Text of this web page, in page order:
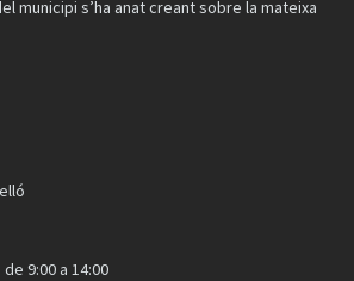
municipi s’ha anat creant sobre la mateixa
9:00 a 14:00